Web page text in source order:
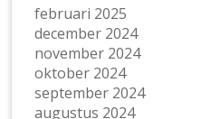
februari 2025
december 2024
november 2024
oktober 2024
september 2024
augustus 2024